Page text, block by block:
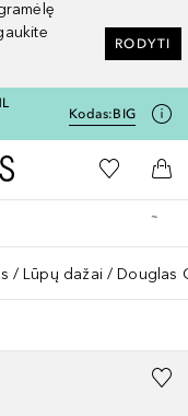
RODYTI
Kodas:BIG
Į Douglas pagrindinį
Į mano
Į
Lūpų dažai Douglas